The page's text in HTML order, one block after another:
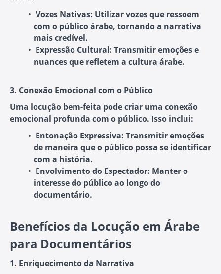
Vozes Nativas: Utilizar vozes que ressoem
com o público árabe, tornando a narrativa
mais credível.
Expressão Cultural: Transmitir emoções e
nuances que refletem a cultura árabe.
3. Conexão Emocional com o Público
Uma locução bem-feita pode criar uma conexão
emocional profunda com o público. Isso inclui:
Entonação Expressiva: Transmitir emoções
de maneira que o público possa se identificar
com a história.
Envolvimento do Espectador: Manter o
interesse do público ao longo do
documentário.
Benefícios da Locução em Árabe
para Documentários
1. Enriquecimento da Narrativa